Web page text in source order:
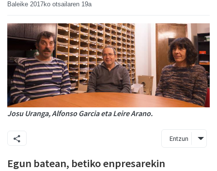
Baleike 2017ko otsailaren 19a
Josu Uranga, Alfonso Garcia eta Leire Arano.
Entzun
Egun batean, betiko enpresarekin